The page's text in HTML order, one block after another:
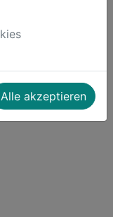
Alle akzeptieren
launch